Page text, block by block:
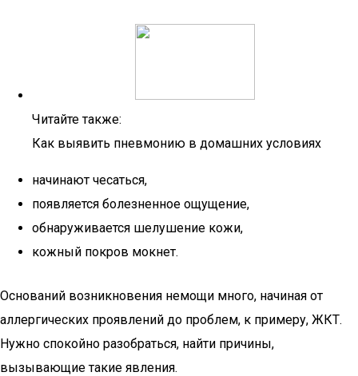
Читайте также:
Как выявить пневмонию в домашних условиях
начинают чесаться,
появляется болезненное ощущение,
обнаруживается шелушение кожи,
кожный покров мокнет.
Оснований возникновения немощи много, начиная от
аллергических проявлений до проблем, к примеру, ЖКТ.
Нужно спокойно разобраться, найти причины,
вызывающие такие явления.